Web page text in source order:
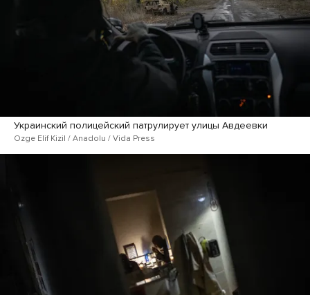
Украинский полицейский патрулирует улицы Авдеевки
Ozge Elif Kizil / Anadolu / Vida Press